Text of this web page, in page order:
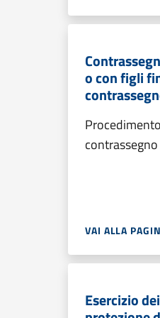
o con figli
contrassegno
VAI ALLA
Esercizio